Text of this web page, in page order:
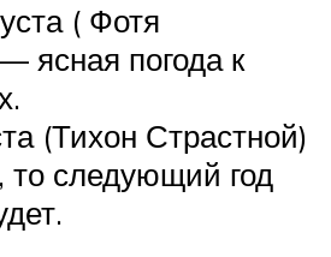
( Фотя
ясная погода к
(Тихон Страстной)
то следующий год